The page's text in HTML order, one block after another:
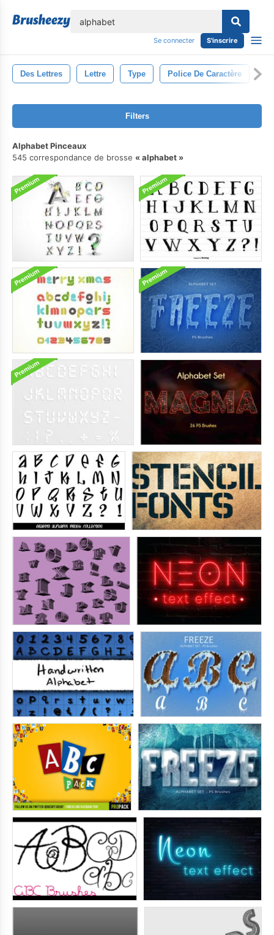
Se connecter S'inscrire
Des Lettres Lettre Type Police De Caractère
Filters
Alphabet Pinceaux
545 correspondance de brosse
alphabet